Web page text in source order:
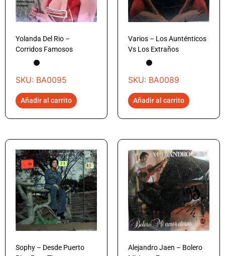
Yolanda Del Rio –
Corridos Famosos
SKU: BA0095
Añadir al carrito
Varios – Los Aunténticos
Vs Los Extraños
SKU: BA0089
Añadir al carrito
Sophy – Desde Puerto
Alejandro Jaen – Bolero